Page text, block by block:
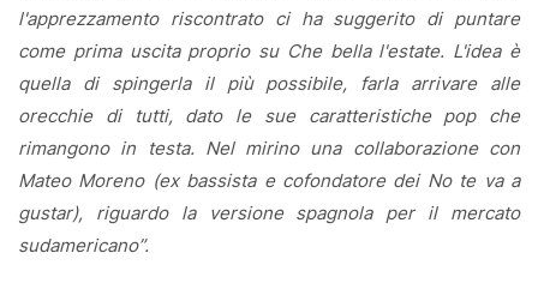
l'apprezzamento riscontrato ci ha suggerito di puntare
come prima uscita proprio su Che bella l'estate. L'idea è
quella di spingerla il più possibile, farla arrivare alle
orecchie di tutti, dato le sue caratteristiche pop che
rimangono in testa. Nel mirino una collaborazione con
Mateo Moreno (ex bassista e cofondatore dei No te va a
gustar), riguardo la versione spagnola per il mercato
sudamericano”.